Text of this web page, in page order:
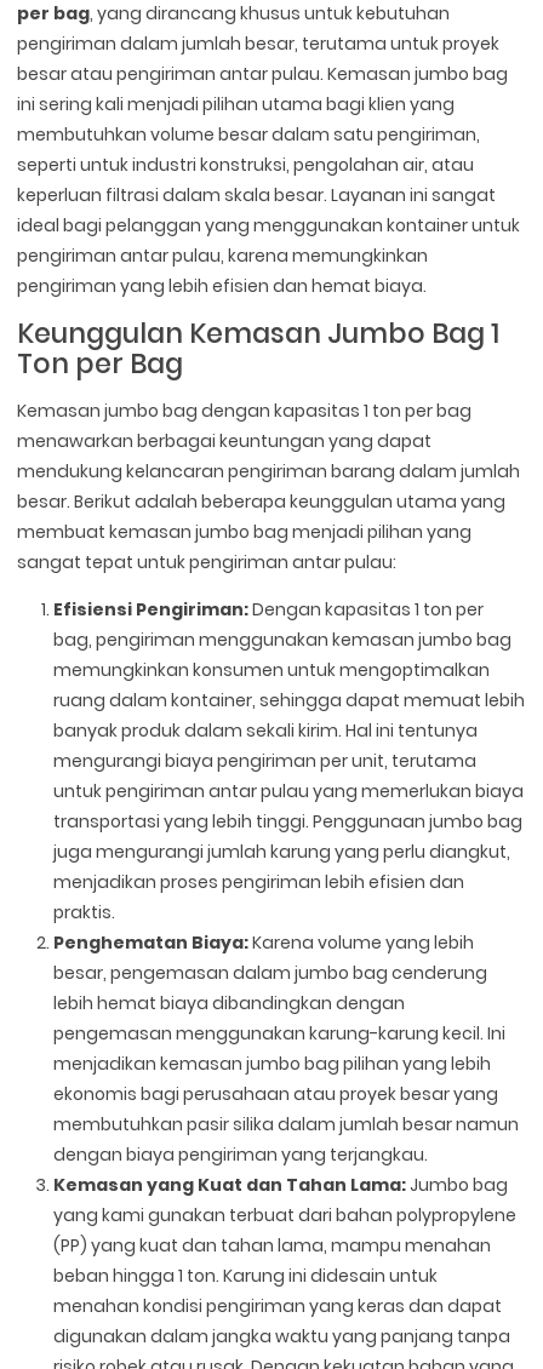
per bag, yang dirancang khusus untuk kebutuhan
pengiriman dalam jumlah besar, terutama untuk proyek
besar atau pengiriman antar pulau. Kemasan jumbo bag
ini sering kali menjadi pilihan utama bagi klien yang
membutuhkan volume besar dalam satu pengiriman,
seperti untuk industri konstruksi, pengolahan air, atau
keperluan filtrasi dalam skala besar. Layanan ini sangat
ideal bagi pelanggan yang menggunakan kontainer untuk
pengiriman antar pulau, karena memungkinkan
pengiriman yang lebih efisien dan hemat biaya.
Keunggulan Kemasan Jumbo Bag 1
Ton per Bag
Kemasan jumbo bag dengan kapasitas 1 ton per bag
menawarkan berbagai keuntungan yang dapat
mendukung kelancaran pengiriman barang dalam jumlah
besar. Berikut adalah beberapa keunggulan utama yang
membuat kemasan jumbo bag menjadi pilihan yang
sangat tepat untuk pengiriman antar pulau:
Efisiensi Pengiriman:Dengan kapasitas 1 ton per
bag, pengiriman menggunakan kemasan jumbo bag
memungkinkan konsumen untuk mengoptimalkan
ruang dalam kontainer, sehingga dapat memuat lebih
banyak produk dalam sekali kirim. Hal ini tentunya
mengurangi biaya pengiriman per unit, terutama
untuk pengiriman antar pulau yang memerlukan biaya
transportasi yang lebih tinggi. Penggunaan jumbo bag
juga mengurangi jumlah karung yang perlu diangkut,
menjadikan proses pengiriman lebih efisien dan
praktis.
Penghematan Biaya:Karena volume yang lebih
besar, pengemasan dalam jumbo bag cenderung
lebih hemat biaya dibandingkan dengan
pengemasan menggunakan karung-karung kecil. Ini
menjadikan kemasan jumbo bag pilihan yang lebih
ekonomis bagi perusahaan atau proyek besar yang
membutuhkan pasir silika dalam jumlah besar namun
dengan biaya pengiriman yang terjangkau.
Kemasan yang Kuat dan Tahan Lama:Jumbo bag
yang kami gunakan terbuat dari bahan polypropylene
(PP) yang kuat dan tahan lama, mampu menahan
beban hingga 1 ton. Karung ini didesain untuk
menahan kondisi pengiriman yang keras dan dapat
digunakan dalam jangka waktu yang panjang tanpa